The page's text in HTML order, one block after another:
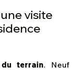
visite
terrain. Neuf